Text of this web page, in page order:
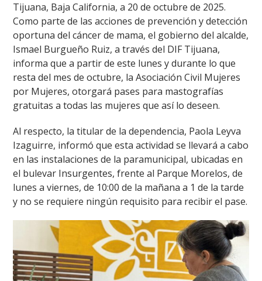
Tijuana, Baja California, a 20 de octubre de 2025.
Como parte de las acciones de prevención y detección
oportuna del cáncer de mama, el gobierno del alcalde,
Ismael Burgueño Ruiz, a través del DIF Tijuana,
informa que a partir de este lunes y durante lo que
resta del mes de octubre, la Asociación Civil Mujeres
por Mujeres, otorgará pases para mastografías
gratuitas a todas las mujeres que así lo deseen.
Al respecto, la titular de la dependencia, Paola Leyva
Izaguirre, informó que esta actividad se llevará a cabo
en las instalaciones de la paramunicipal, ubicadas en
el bulevar Insurgentes, frente al Parque Morelos, de
lunes a viernes, de 10:00 de la mañana a 1 de la tarde
y no se requiere ningún requisito para recibir el pase.